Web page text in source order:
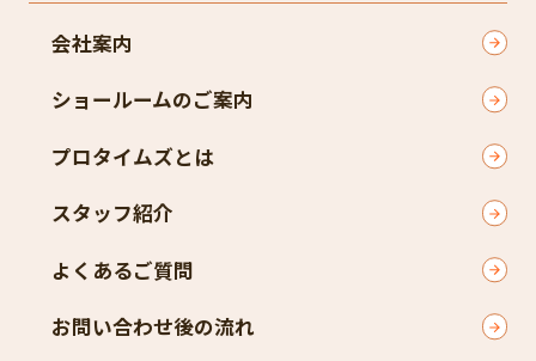
会社案内
ショールームのご案内
プロタイムズとは
スタッフ紹介
よくあるご質問
お問い合わせ後の流れ